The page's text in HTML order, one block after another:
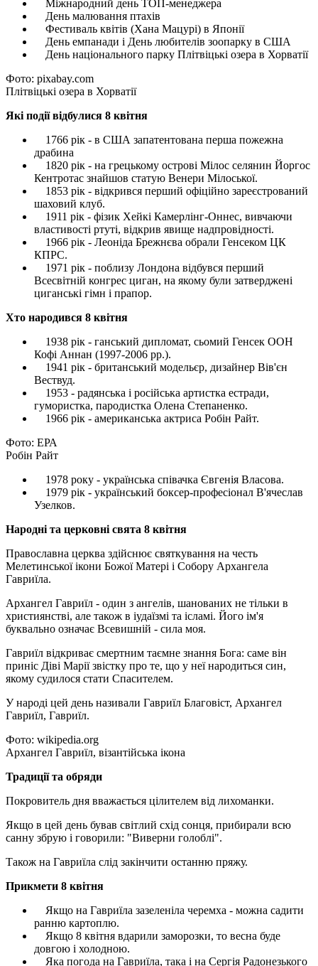
Міжнародний день ТОП-менеджера
День малювання птахів
Фестиваль квітів (Хана Мацурі) в Японії
День емпанади і День любителів зоопарку в США
День національного парку Плітвіцькі озера в Хорватії
Фото: pixabay.com
Плітвіцькі озера в Хорватії
Які події відбулися 8 квітня
1766 рік - в США запатентована перша пожежна
драбина
1820 рік - на грецькому острові Мілос селянин Йоргос
Кентротас знайшов статую Венери Мілоської.
1853 рік - відкрився перший офіційно зареєстрований
шаховий клуб.
1911 рік - фізик Хейкі Камерлінг-Оннес, вивчаючи
властивості ртуті, відкрив явище надпровідності.
1966 рік - Леоніда Брежнєва обрали Генсеком ЦК
КПРС.
1971 рік - поблизу Лондона відбувся перший
Всесвітній конгрес циган, на якому були затверджені
циганські гімн і прапор.
Хто народився 8 квітня
1938 рік - ганський дипломат, сьомий Генсек ООН
Кофі Аннан (1997-2006 рр.).
1941 рік - британський модельєр, дизайнер Вів'єн
Вествуд.
1953 - радянська і російська артистка естради,
гумористка, пародистка Олена Степаненко.
1966 рік - американська актриса Робін Райт.
Фото: ЕРА
Робін Райт
1978 року - українська співачка Євгенія Власова.
1979 рік - український боксер-професіонал В'ячеслав
Узелков.
Народні та церковні свята 8 квітня
Православна церква здійснює святкування на честь
Мелетинської ікони Божої Матері і Собору Архангела
Гавриїла.
Архангел Гавриїл - один з ангелів, шанованих не тільки в
християнстві, але також в іудаїзмі та ісламі. Його ім'я
буквально означає Всевишній - сила моя.
Гавриїл відкриває смертним таємне знання Бога: саме він
приніс Діві Марії звістку про те, що у неї народиться син,
якому судилося стати Спасителем.
У народі цей день називали Гавриїл Благовіст, Архангел
Гавриїл, Гавриїл.
Фото: wikipedia.org
Архангел Гавриїл, візантійська ікона
Традиції та обряди
Покровитель дня вважається цілителем від лихоманки.
Якщо в цей день бував світлий схід сонця, прибирали всю
санну збрую і говорили: "Виверни голоблі".
Також на Гавриїла слід закінчити останню пряжу.
Прикмети 8 квітня
Якщо на Гавриїла зазеленіла черемха - можна садити
ранню картоплю.
Якщо 8 квітня вдарили заморозки, то весна буде
довгою і холодною.
Яка погода на Гавриїла, така і на Сергія Радонезького